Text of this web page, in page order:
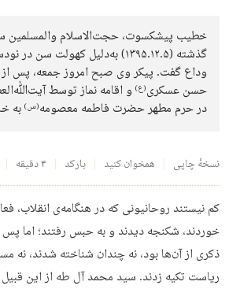
خطیب پیشکسوت، حجت‌الاسلام والمسلمین
گذشته (۱۳۹۵.۱۲.۵) به‌دلیل کهولت سن
وداع گفت. پیکر وی صبح امروز جمعه، پس
حسن عسکری(ع) و اقامه نماز توسط
در حرم مطهر حضرت فاطمه معصومه(س) به
نسخهٔ چاپی همخوان کنید بارکد ۴ دقیقه
کم نیستند روحانیونی که در هنگامه‌ی انقلاب،
خوردند، شکنجه دیدند و به حبس رفتند؛ اما پس
ذکری از آن‌ها بود، نه چندان شناخته شدند، نه
ریاست تکیه زدند. سید محمد آل طه از این